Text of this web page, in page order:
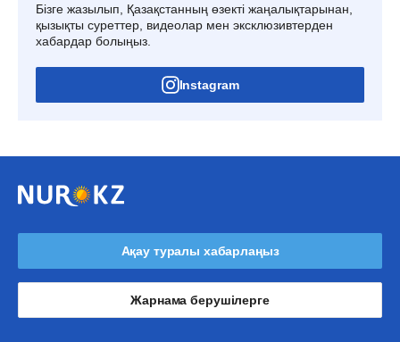
Бізге жазылып, Қазақстанның өзекті жаңалықтарынан,
қызықты суреттер, видеолар мен эксклюзивтерден
хабардар болыңыз.
Instagram
Ақау туралы хабарлаңыз
Жарнама берушілерге